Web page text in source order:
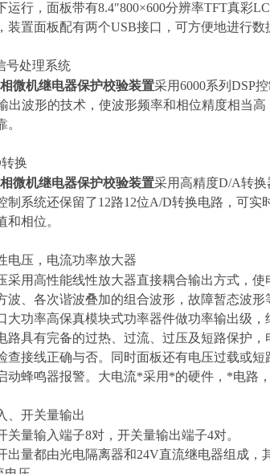
运行，面板带有8.4″800×600分辨率TFT真彩
装置面板配有两个USB接口，可方便地进行数
号处理系统
微机继电器保护校验装置采用6000系列DSP
出波形的技术，使波形频率和相位精度相当
。
换
微机继电器保护校验装置采用高精度D/A转
制系统还保留了12路12位A/D转换电路，可
和相位。
电压，电流功率放大器
采用高性能线性放大器直接耦合输出方式，
波、各次谐波叠加的组合波形，故障暂态波
大功率高保真模块式功率器件做功率输出级
路具有完备的过热、过流、过压及短路保护
查接线正确与否。同时面板还有电压过载或
动蜂鸣器报警。大电流*采用*的硬件，*电路
、开关量输出
关量输入端子8对，开关量输出端子4对。
出量都由光电隔离器和24V直流继电器组成